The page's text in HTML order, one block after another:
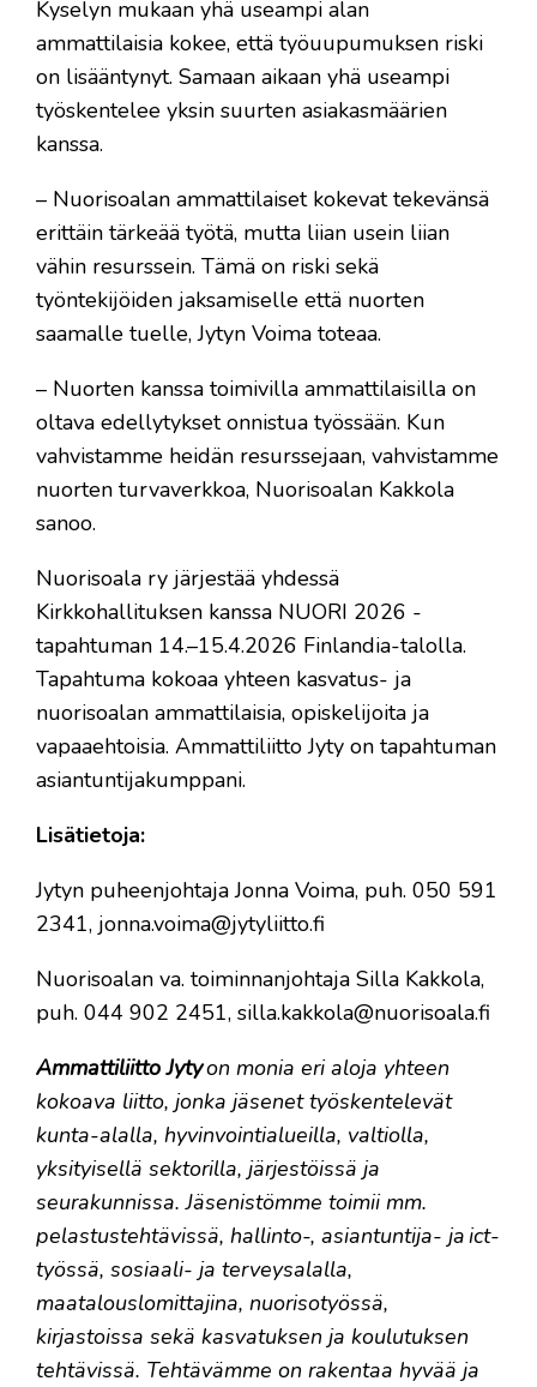
Kyselyn mukaan yhä useampi alan
ammattilaisia kokee, että työuupumuksen riski
on lisääntynyt. Samaan aikaan yhä useampi
työskentelee yksin suurten asiakasmäärien
kanssa.
– Nuorisoalan ammattilaiset kokevat tekevänsä
erittäin tärkeää työtä, mutta liian usein liian
vähin resurssein. Tämä on riski sekä
työntekijöiden jaksamiselle että nuorten
saamalle tuelle, Jytyn Voima toteaa.
– Nuorten kanssa toimivilla ammattilaisilla on
oltava edellytykset onnistua työssään. Kun
vahvistamme heidän resurssejaan, vahvistamme
nuorten turvaverkkoa, Nuorisoalan Kakkola
sanoo.
Nuorisoala ry järjestää yhdessä
Kirkkohallituksen kanssa NUORI 2026 -
tapahtuman 14.–15.4.2026 Finlandia-talolla.
Tapahtuma kokoaa yhteen kasvatus- ja
nuorisoalan ammattilaisia, opiskelijoita ja
vapaaehtoisia. Ammattiliitto Jyty on tapahtuman
asiantuntijakumppani.
Lisätietoja:
Jytyn puheenjohtaja Jonna Voima, puh. 050 591
2341, jonna.voima@jytyliitto.fi
Nuorisoalan va. toiminnanjohtaja Silla Kakkola,
puh. 044 902 2451, silla.kakkola@nuorisoala.fi
Ammattiliitto Jytyon monia eri aloja yhteen
kokoava liitto, jonka jäsenet työskentelevät
kunta-alalla, hyvinvointialueilla, valtiolla,
yksityisellä sektorilla, järjestöissä ja
seurakunnissa. Jäsenistömme toimii mm.
pelastustehtävissä, hallinto-, asiantuntija- ja ict-
työssä, sosiaali- ja terveysalalla,
maatalouslomittajina, nuorisotyössä,
kirjastoissa sekä kasvatuksen ja koulutuksen
tehtävissä. Tehtävämme on rakentaa hyvää ja